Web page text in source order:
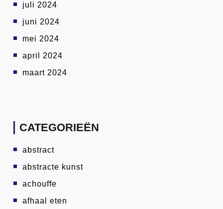
juli 2024
juni 2024
mei 2024
april 2024
maart 2024
CATEGORIEËN
abstract
abstracte kunst
achouffe
afhaal eten